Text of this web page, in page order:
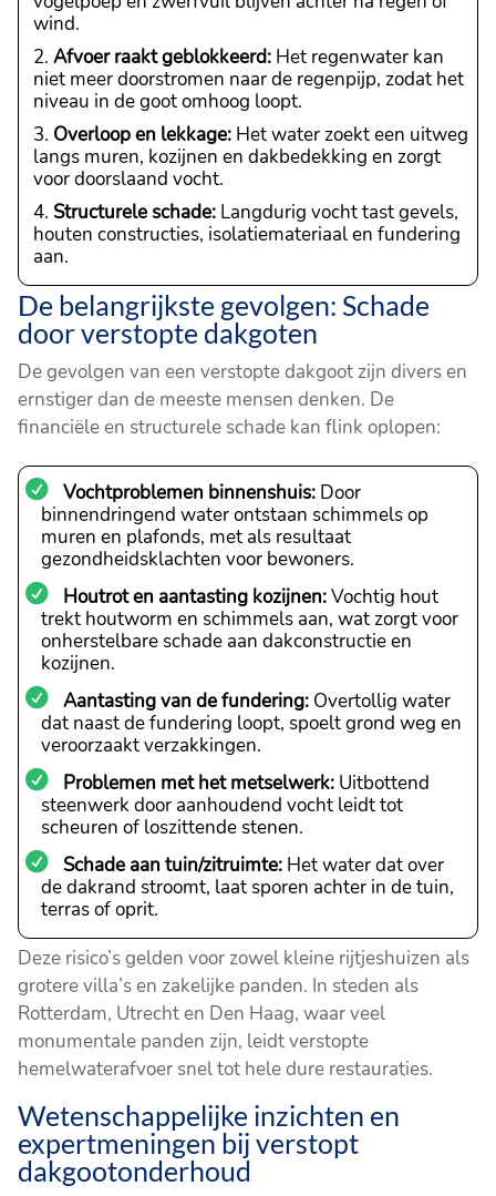
wind.
Afvoer raakt geblokkeerd: Het regenwater kan
niet meer doorstromen naar de regenpijp, zodat het
niveau in de goot omhoog loopt.
Overloop en lekkage: Het water zoekt een uitweg
langs muren, kozijnen en dakbedekking en zorgt
voor doorslaand vocht.
Structurele schade: Langdurig vocht tast gevels,
houten constructies, isolatiemateriaal en fundering
aan.
De belangrijkste gevolgen: Schade
door verstopte dakgoten
De gevolgen van een verstopte dakgoot zijn divers en
ernstiger dan de meeste mensen denken. De
financiële en structurele schade kan flink oplopen:
Vochtproblemen binnenshuis: Door
binnendringend water ontstaan schimmels op
muren en plafonds, met als resultaat
gezondheidsklachten voor bewoners.
Houtrot en aantasting kozijnen:Vochtig hout
trekt houtworm en schimmels aan, wat zorgt voor
onherstelbare schade aan dakconstructie en
kozijnen.
Aantasting van de fundering: Overtollig water
dat naast de fundering loopt, spoelt grond weg en
veroorzaakt verzakkingen.
Problemen met het metselwerk: Uitbottend
steenwerk door aanhoudend vocht leidt tot
scheuren of loszittende stenen.
Schade aan tuin/zitruimte: Het water dat over
de dakrand stroomt, laat sporen achter in de tuin,
terras of oprit.
Deze risico’s gelden voor zowel kleine rijtjeshuizen als
grotere villa’s en zakelijke panden. In steden als
Rotterdam, Utrecht en Den Haag, waar veel
monumentale panden zijn, leidt verstopte
hemelwaterafvoer snel tot hele dure restauraties.
Wetenschappelijke inzichten en
expertmeningen bij verstopt
dakgootonderhoud